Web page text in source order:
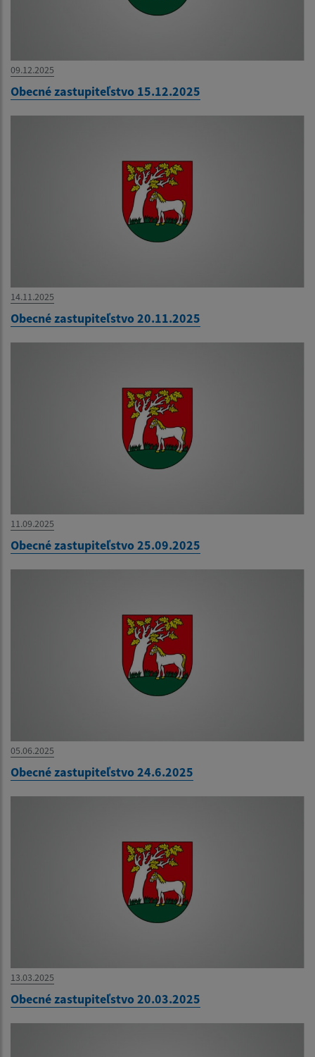
09.12.2025
Obecné zastupiteľstvo 15.12.2025
14.11.2025
Obecné zastupiteľstvo 20.11.2025
11.09.2025
Obecné zastupiteľstvo 25.09.2025
05.06.2025
Obecné zastupiteľstvo 24.6.2025
13.03.2025
Obecné zastupiteľstvo 20.03.2025